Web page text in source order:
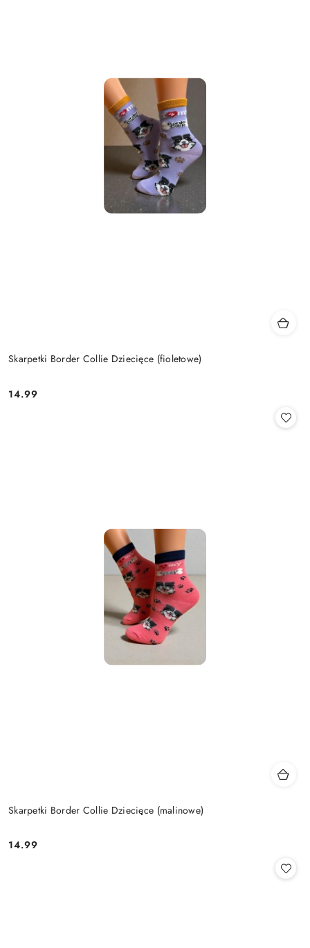
Skarpetki Border Collie Dziecięce (fioletowe)
Cena:
14.99
Skarpetki Border Collie Dziecięce (malinowe)
Cena:
14.99